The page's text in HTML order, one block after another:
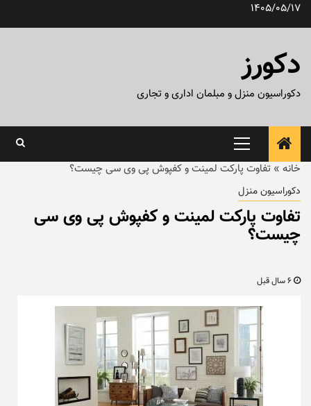
پرش1405/05/17
دکورز
دکوراسیون منزل و مبلمان اداری و تجاری
منوی
اصلی
خانه » تفاوت پارکت لمینت و کفپوش پی وی سی چیست؟
دکوراسیون منزل
تفاوت پارکت لمینت و کفپوش پی وی سی
چیست؟